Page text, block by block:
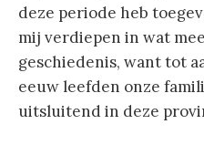
deze periode heb
mij verdiepen in wat
geschiedenis, want tot
eeuw leefden onze
uitsluitend in deze